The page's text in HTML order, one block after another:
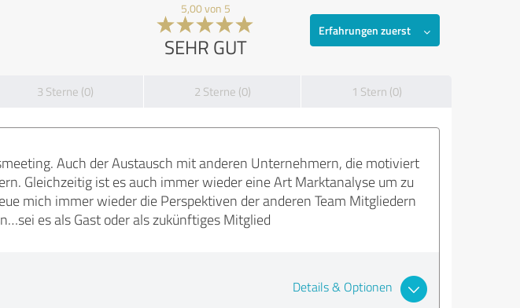
5,00 von 5
SEHR GUT
Erfahrungen zuerst
3 Sterne (0) 2 Sterne (0) 1 Stern (0)
Auch der Austausch mit anderen Unternehmern, die motiviert
Gleichzeitig ist es auch immer wieder eine Art Marktanalyse um zu
mich immer wieder die Perspektiven der anderen Team Mitgliedern
es als Gast oder als zukünftiges Mitglied
Details & Optionen